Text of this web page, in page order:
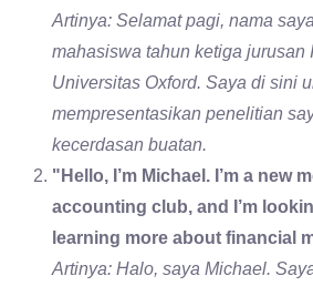
Artinya: Selamat pagi, nama
mahasiswa tahun ketiga jurusan
Universitas Oxford. Saya di sini
mempresentasikan penelitian
kecerdasan buatan.
"Hello, I’m Michael. I’m a new
accounting club, and I’m
learning more about financial
Artinya: Halo, saya Michael.